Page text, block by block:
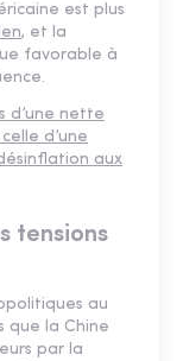
est plus
, et la
favorable à
d’une nette
d’une
aux
tensions
au
que la Chine
par la